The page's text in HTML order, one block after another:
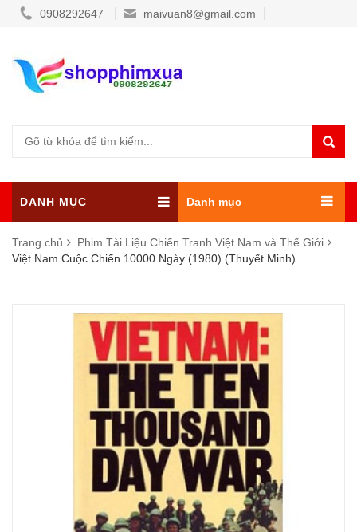
0908292647 maivuan8@gmail.com
DANH MỤC Danh mục
Trang chủ
Phim Tài Liệu Chiến Tranh Việt Nam và Thế Giới
Việt Nam Cuộc Chiến 10000 Ngày (1980) (Thuyết Minh)